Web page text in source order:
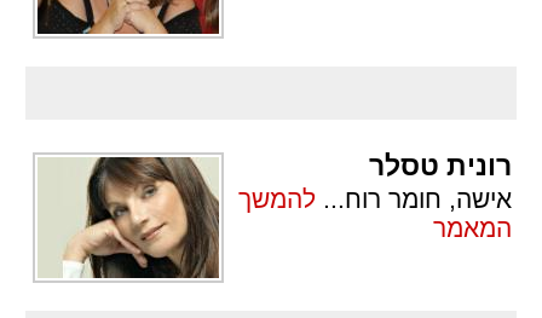
רונית טסלר
אישה, חומר רוח... להמשך
המאמר